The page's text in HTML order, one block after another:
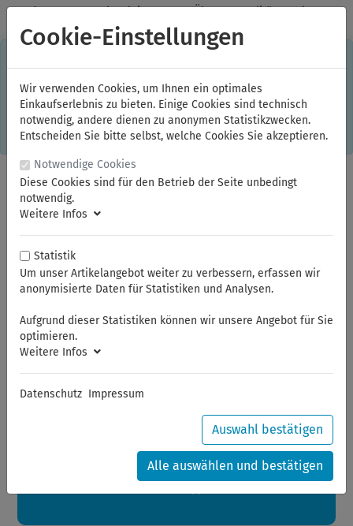
✓Jeden Monat starke Aktionen ✓Über 20 Qualitätsmarken ✓
Kostenlose Lieferung im Inland ab 150,00 Euro Bruttowarenwert
Einkaufserlebnis. Dabei werden beispielsweise die Session-
Informationen oder die Spracheinstellung auf Ihrem Rechner
gespeichert. Ohne Cookies ist der Funktionsumfang des
Online-Shops eingeschränkt. Sind Sie damit nicht
einverstanden, klicken Sie bitte hier.
Sommerferien
Sehr geehrte Kunden,
Ihre Bestellungen in diesem Zeitraum werden ab dem
24.08.2026 verschickt.
Eine schöne Sommerpause
Cookie-Einstellungen
Wir verwenden Cookies, um Ihnen ein optimales
Einkaufserlebnis zu bieten. Einige Cookies sind technisch
notwendig, andere dienen zu anonymen Statistikzwecken.
Entscheiden Sie bitte selbst, welche Cookies Sie akzeptieren.
Notwendige Cookies
Diese Cookies sind für den Betrieb der Seite unbedingt
notwendig.
Weitere Infos
Statistik
Um unser Artikelangebot weiter zu verbessern, erfassen wir
anonymisierte Daten für Statistiken und Analysen.
Aufgrund dieser Statistiken können wir unsere Angebot für Sie
optimieren.
Weitere Infos
Datenschutz Impressum
Auswahl bestätigen
Alle auswählen und bestätigen